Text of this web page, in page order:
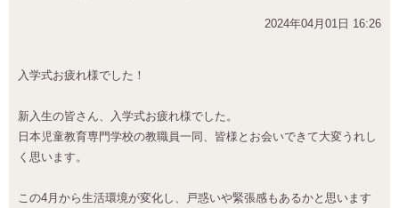
2024年04月01日 16:26
入学式お疲れ様でした！
新入生の皆さん、入学式お疲れ様でした。
日本児童教育専門学校の教職員一同、皆様とお会いできて大変うれし
く思います。
この4月から生活環境が変化し、戸惑いや緊張感もあるかと思います